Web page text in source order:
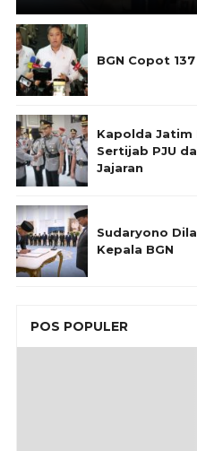
BGN Copot
Kapolda Jatim
Sertijab PJU
Jajaran
Sudaryono
Kepala BGN
POS POPULER